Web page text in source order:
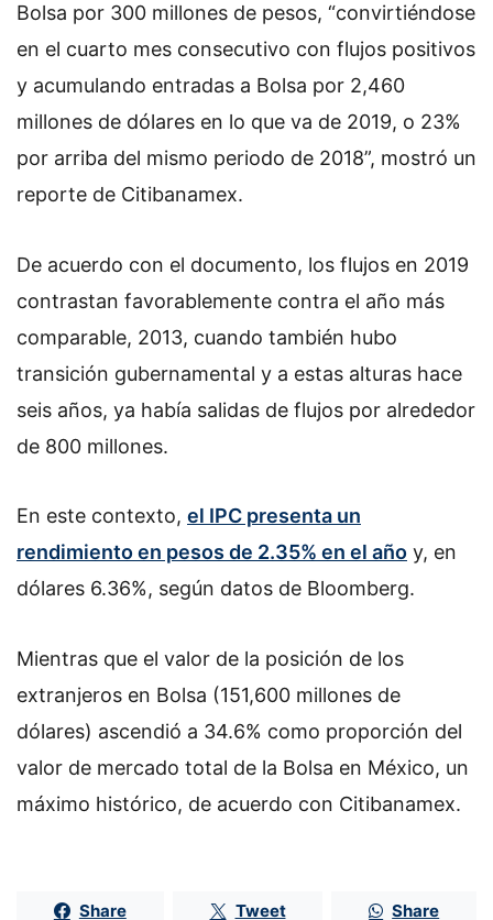
Bolsa por 300 millones de pesos, “convirtiéndose
en el cuarto mes consecutivo con flujos positivos
y acumulando entradas a Bolsa por 2,460
millones de dólares en lo que va de 2019, o 23%
por arriba del mismo periodo de 2018”, mostró un
reporte de Citibanamex.
De acuerdo con el documento, los flujos en 2019
contrastan favorablemente contra el año más
comparable, 2013, cuando también hubo
transición gubernamental y a estas alturas hace
seis años, ya había salidas de flujos por alrededor
de 800 millones.
En este contexto, el IPC presenta un
rendimiento en pesos de 2.35% en el año y, en
dólares 6.36%, según datos de Bloomberg.
Mientras que el valor de la posición de los
extranjeros en Bolsa (151,600 millones de
dólares) ascendió a 34.6% como proporción del
valor de mercado total de la Bolsa en México, un
máximo histórico, de acuerdo con Citibanamex.
Share Tweet Share